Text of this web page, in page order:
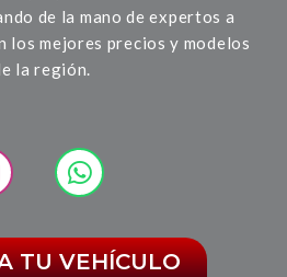
de la mano de expertos a
los mejores precios y modelos
la región.
TU VEHÍCULO